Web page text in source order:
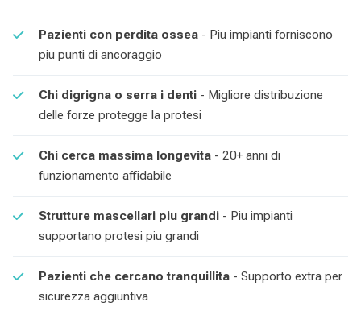
Pazienti con perdita ossea - Piu impianti forniscono
piu punti di ancoraggio
Chi digrigna o serra i denti - Migliore distribuzione
delle forze protegge la protesi
Chi cerca massima longevita - 20+ anni di
funzionamento affidabile
Strutture mascellari piu grandi - Piu impianti
supportano protesi piu grandi
Pazienti che cercano tranquillita - Supporto extra per
sicurezza aggiuntiva